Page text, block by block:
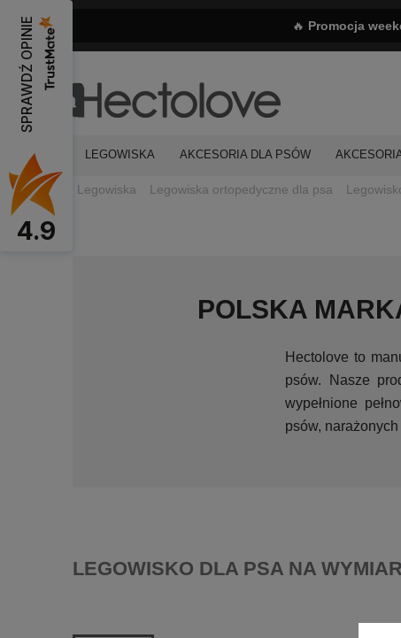
🔥 Promocja
LEGOWISKA AKCESORIA DLA PSÓW
Legowiska Legowiska ortopedyczne dla psa
POLSKA
Hectolove to
psów. Nasze
wypełnione
psów, narażonych
LEGOWISKO DLA PSA NA WYMIAR
SPRAWDŹ OPINIE
4.9